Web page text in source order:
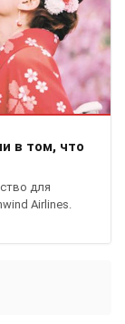
в том, что
для
Airlines.